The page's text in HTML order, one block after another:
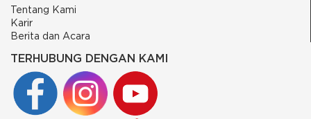
Tentang Kami
Karir
Berita dan Acara
TERHUBUNG DENGAN KAMI